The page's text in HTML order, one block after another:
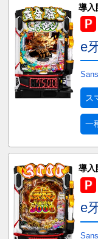
導入
e
ス
一
導入
e